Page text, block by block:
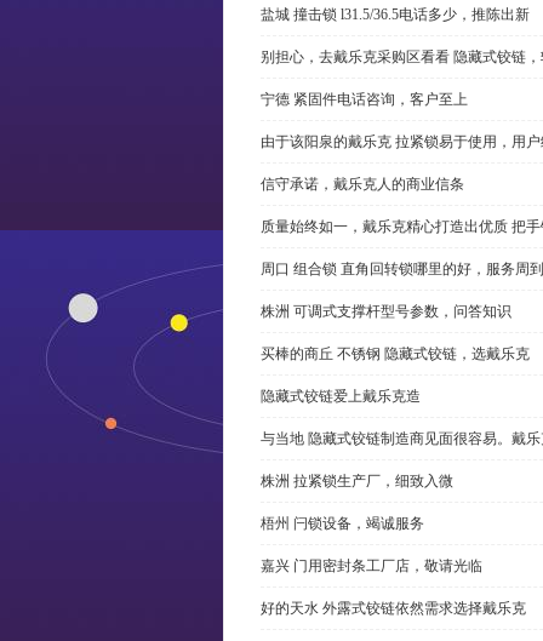
盐城 撞击锁 l31.5/36.5电话多少，推陈出新
别担心，去戴乐克采购区看看 隐藏式铰链
宁德 紧固件电话咨询，客户至上
由于该阳泉的戴乐克 拉紧锁易于使用，用
信守承诺，戴乐克人的商业信条
质量始终如一，戴乐克精心打造出优质 把
周口 组合锁 直角回转锁哪里的好，服务周到
株洲 可调式支撑杆型号参数，问答知识
买棒的商丘 不锈钢 隐藏式铰链，选戴乐克
隐藏式铰链爱上戴乐克造
与当地 隐藏式铰链制造商见面很容易。戴
株洲 拉紧锁生产厂，细致入微
梧州 闩锁设备，竭诚服务
嘉兴 门用密封条工厂店，敬请光临
好的天水 外露式铰链依然需求选择戴乐克